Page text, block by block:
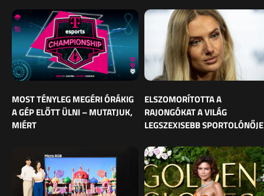
MOST TÉNYLEG MEGÉRI ÓRÁKIG
A GÉP ELŐTT ÜLNI – MUTATJUK,
MIÉRT
ELSZOMORÍTOTTA A
RAJONGÓKAT A VILÁG
LEGSZEXISEBB SPORTOLÓNŐJE